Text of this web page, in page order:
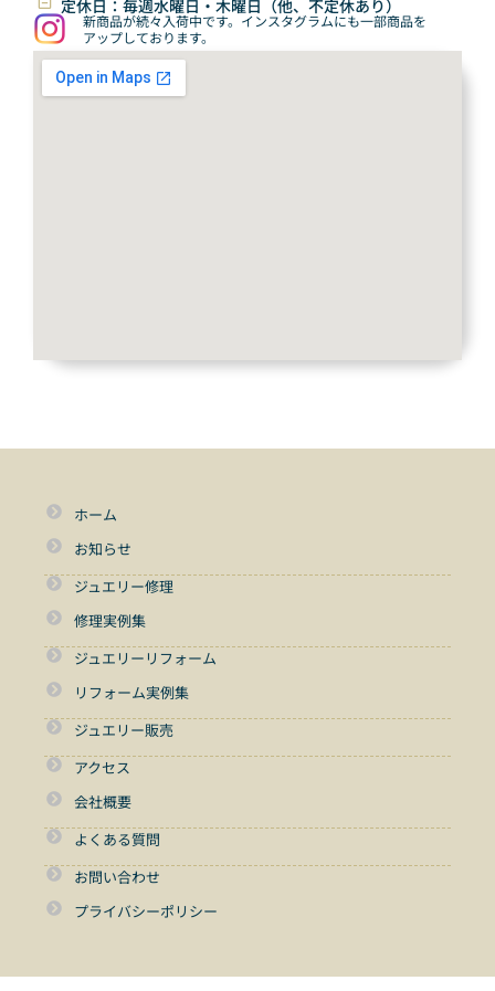
定休日：毎週水曜日・木曜日（他、不定休あり）
新商品が続々入荷中です。インスタグラムにも一部商品を
アップしております。
ホーム
お知らせ
ジュエリー修理
修理実例集
ジュエリーリフォーム
リフォーム実例集
ジュエリー販売
アクセス
会社概要
よくある質問
お問い合わせ
プライバシーポリシー